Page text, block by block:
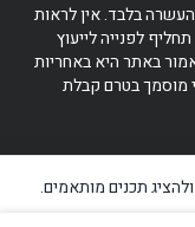
בלבד. אין לראות
לפנייה לייעוץ
באתר היא באחריות
בטרם קבלת
תכנים מותאמים.